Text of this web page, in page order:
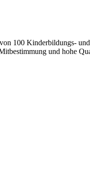
100 Kinderbildungs-
und hohe